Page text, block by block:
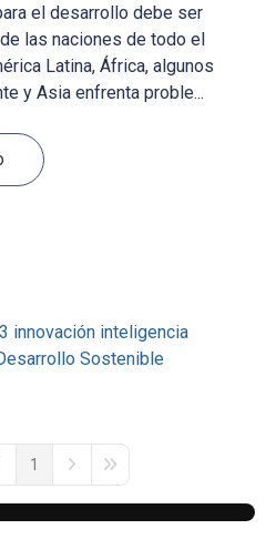
el desarrollo debe ser
las naciones de todo el
Latina, África, algunos
y Asia enfrenta proble...
innovación inteligencia
Sostenible
Page
1
Next PageLast Page